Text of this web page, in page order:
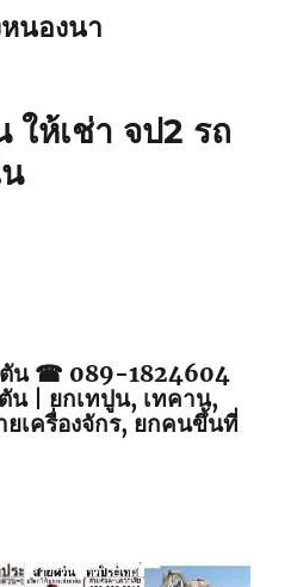
นองนา
ให้เช่า จป2 รถ
ตัน ☎ 089-1824604
น | ยกเทปูน, เทคาน,
เครื่องจักร, ยกคนขึ้นที่